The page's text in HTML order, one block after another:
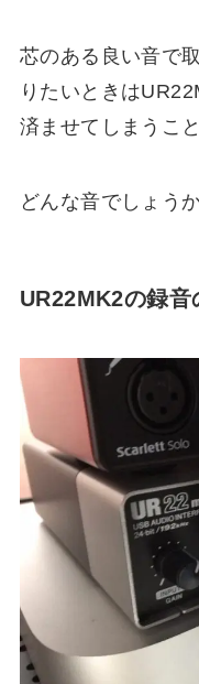
芯のある良い音で
りたいときは
済ませてしまうこ
どんな音でしょう
UR22MK2の録音